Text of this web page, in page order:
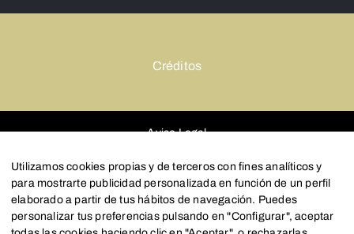
Créditos
Utilizamos cookies propias y de terceros con fines analíticos y
para mostrarte publicidad personalizada en función de un perfil
elaborado a partir de tus hábitos de navegación. Puedes
personalizar tus preferencias pulsando en "Configurar", aceptar
Aviso Legal
Política de Privacidad y Cookies
Configurar